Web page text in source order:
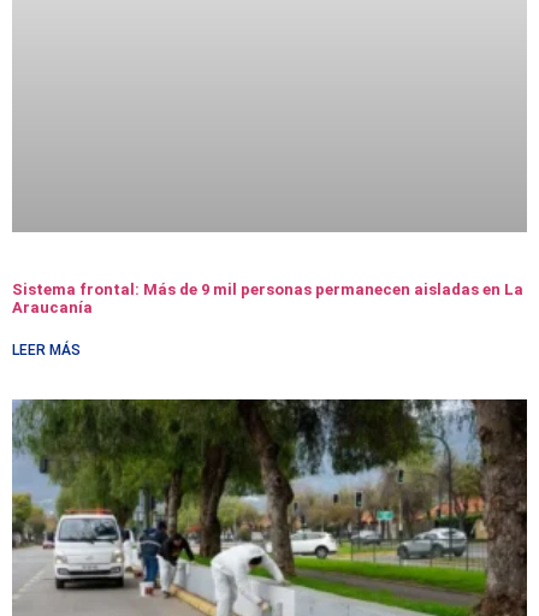
Sistema frontal: Más de 9 mil personas permanecen aisladas en La
Araucanía
LEER MÁS